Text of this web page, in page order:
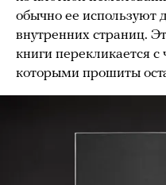
обычно ее используют
внутренних страниц.
книги перекликается
которыми прошиты